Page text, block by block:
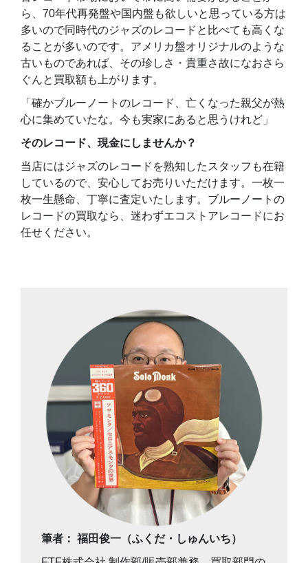
ら、70年代再発盤や国内盤も欲しいと思っている方は
多いので同時代のジャズのレコードと比べても高くな
ることが多いのです。アメリカ盤オリジナルのような
古いものであれば、その珍しさ・貴重さ故になおさら
ぐんと買取額も上がります。
「確かブルーノートのレコード、亡くなった親父が熱
心に集めていたな。今も実家にあると思うけれど」
そのレコード、現金にしませんか？
当店にはジャズのレコードを熟知したスタッフも在籍
しているので、安心してお売りいただけます。一枚一
枚一生懸命、丁寧に査定いたします。ブルーノートの
レコードの買取なら、迷わずエコストアレコードにお
任せください。
筆者： 福田俊一（ふくだ・しゅんいち）